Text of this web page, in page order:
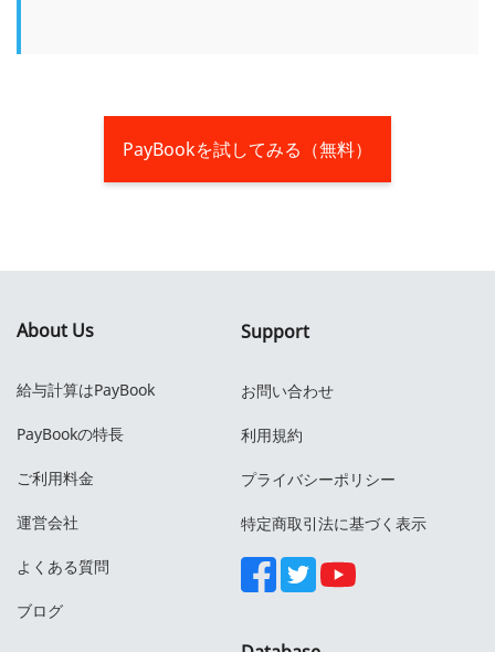
PayBookを試してみる（無料）
About Us
給与計算はPayBook
PayBookの特長
ご利用料金
運営会社
よくある質問
ブログ
Support
お問い合わせ
利用規約
プライバシーポリシー
特定商取引法に基づく表示